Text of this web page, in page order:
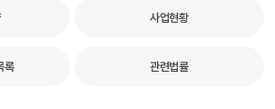
사업현황
록 관련법률